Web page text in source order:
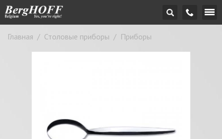
Главная / Столовые приборы / Приборы